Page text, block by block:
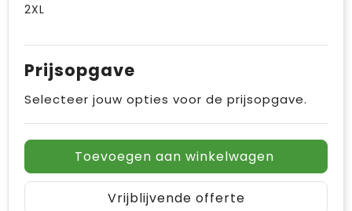
2XL
Prijsopgave
Selecteer jouw opties voor de prijsopgave.
Toevoegen aan winkelwagen
Vrijblijvende offerte